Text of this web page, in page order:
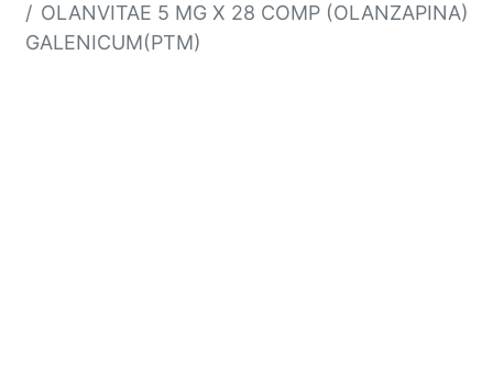
OLANVITAE 5 MG X 28 COMP (OLANZAPINA)
GALENICUM(PTM)